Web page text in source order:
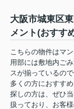
大阪市城東区
メント(おすす
こちらの物件はマ
用部には敷地内ご
スが揃っているの
多くの方におすす
探しの方は、ぜひ
扱っており、お客